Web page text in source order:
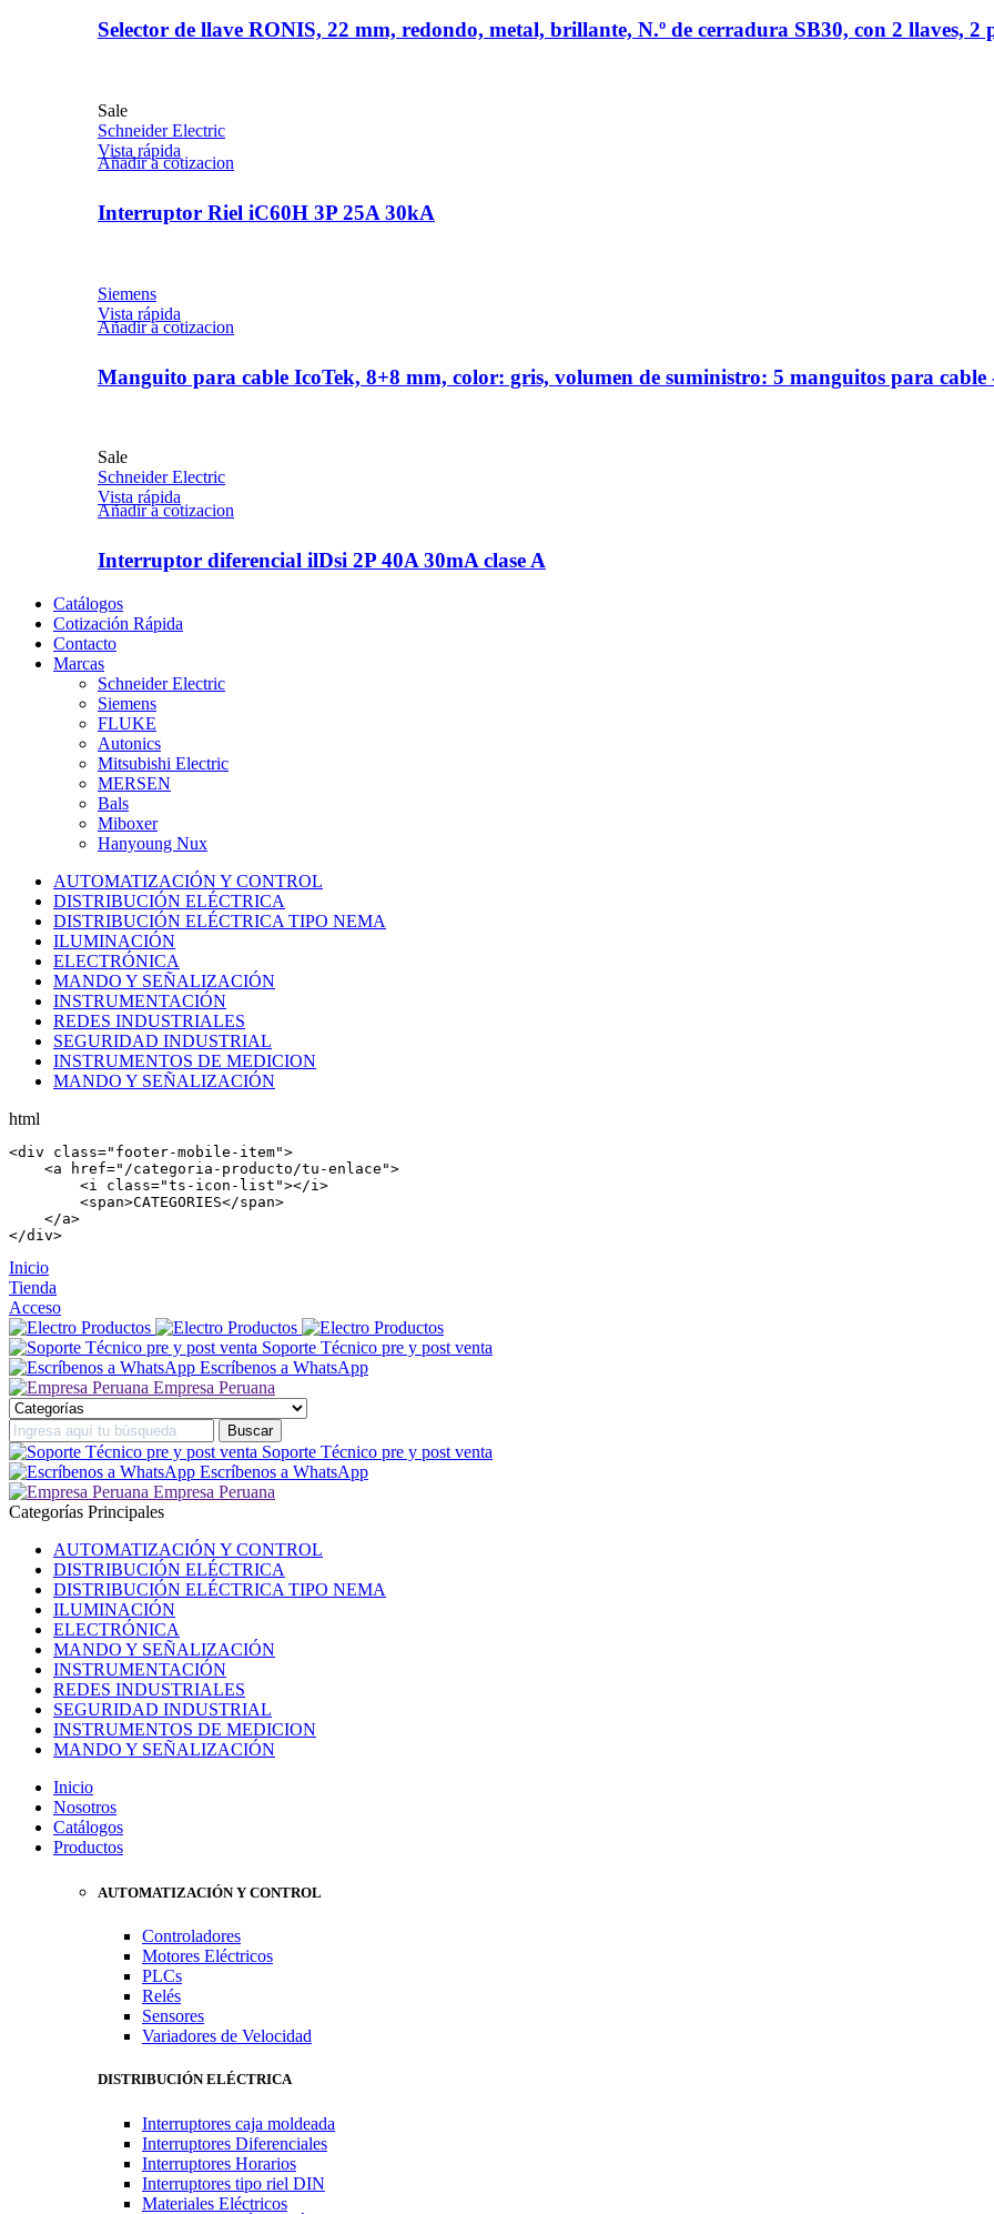
Selector de llave RONIS, 22 mm, redondo, metal, brillante, N.º de cerradura SB30, con 2 llaves, 2
Sale
Schneider Electric
Vista rápida
Añadir a cotizacion
Interruptor Riel iC60H 3P 25A 30kA
Siemens
Vista rápida
Añadir a cotizacion
Manguito para cable IcoTek, 8+8 mm, color: gris, volumen de suministro: 5 manguitos para cable
Sale
Schneider Electric
Vista rápida
Añadir a cotizacion
Interruptor diferencial ilDsi 2P 40A 30mA clase A
Catálogos
Cotización Rápida
Contacto
Marcas
Schneider Electric
Siemens
FLUKE
Autonics
Mitsubishi Electric
MERSEN
Bals
Miboxer
Hanyoung Nux
AUTOMATIZACIÓN Y CONTROL
DISTRIBUCIÓN ELÉCTRICA
DISTRIBUCIÓN ELÉCTRICA TIPO NEMA
ILUMINACIÓN
ELECTRÓNICA
MANDO Y SEÑALIZACIÓN
INSTRUMENTACIÓN
REDES INDUSTRIALES
SEGURIDAD INDUSTRIAL
INSTRUMENTOS DE MEDICION
MANDO Y SEÑALIZACIÓN
html
<div class="footer-mobile-item">
    <
a href="/categoria-producto/tu-enlace">
        <
i class="ts-icon-list"></i >
        <
span>CATEGORIES</span>
    </
a>
</div>
Inicio
Tienda
Acceso
Soporte Técnico pre y post venta
Escríbenos a WhatsApp
Empresa Peruana
Soporte Técnico pre y post venta
Escríbenos a WhatsApp
Empresa Peruana
Categorías Principales
AUTOMATIZACIÓN Y CONTROL
DISTRIBUCIÓN ELÉCTRICA
DISTRIBUCIÓN ELÉCTRICA TIPO NEMA
ILUMINACIÓN
ELECTRÓNICA
MANDO Y SEÑALIZACIÓN
INSTRUMENTACIÓN
REDES INDUSTRIALES
SEGURIDAD INDUSTRIAL
INSTRUMENTOS DE MEDICION
MANDO Y SEÑALIZACIÓN
Inicio
Nosotros
Catálogos
Productos
AUTOMATIZACIÓN Y CONTROL
Controladores
Motores Eléctricos
PLCs
Relés
Sensores
Variadores de Velocidad
DISTRIBUCIÓN ELÉCTRICA
Interruptores caja moldeada
Interruptores Diferenciales
Interruptores Horarios
Interruptores tipo riel DIN
Materiales Eléctricos